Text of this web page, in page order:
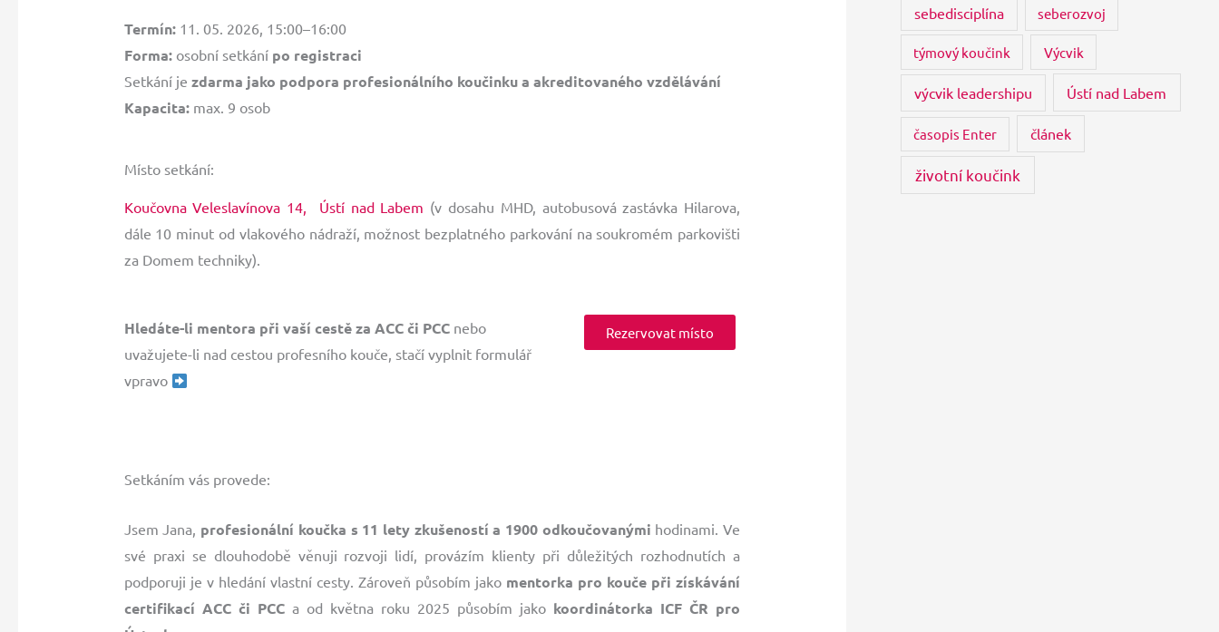
Termín:11. 05. 2026, 15:00–16:00
Forma:osobní setkání po registraci
Setkání je zdarma jako podpora profesionálního koučinku a akreditovaného vzdělávání
Kapacita:max. 9 osob
Místo setkání:
Koučovna Veleslavínova 14, Ústí nad Labem (v dosahu MHD, autobusová zastávka Hilarova,
dále 10 minut od vlakového nádraží, možnost bezplatného parkování na soukromém parkovišti
za Domem techniky).
Hledáte-li mentora při vaší cestě za ACC či PCCnebo
uvažujete-li nad cestou profesního kouče, stačí vyplnit formulář
vpravo
Rezervovat místo
Setkáním vás provede:
Jsem Jana, profesionální koučka s 11 lety zkušeností a 1900 odkoučovanými hodinami. Ve
své praxi se dlouhodobě věnuji rozvoji lidí, provázím klienty při důležitých rozhodnutích a
podporuji je v hledání vlastní cesty. Zároveň působím jako mentorka pro kouče při získávání
certifikací ACC či PCCa od května roku 2025 působím jako koordinátorka ICF ČR pro
sebedisciplína seberozvoj
týmový koučink Výcvik
výcvik leadershipu Ústí nad Labem
časopis Enter článek
životní koučink